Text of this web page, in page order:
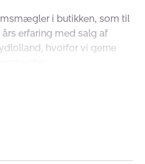
i butikken, som til
erfaring med salg af
hvorfor vi gerne
at købe eller sælge en